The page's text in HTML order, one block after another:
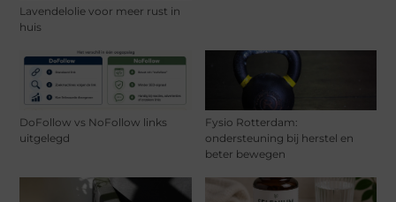
Lavendelolie voor meer rust in
huis
DoFollow vs NoFollow links
uitgelegd
Fysio Rotterdam:
ondersteuning bij herstel en
beter bewegen